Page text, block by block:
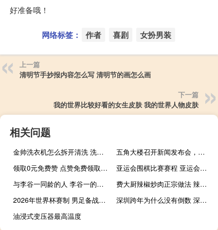
好准备哦！
网络标签： 作者 喜剧 女扮男装
上一篇
清明节手抄报内容怎么写 清明节的画怎么画
下一篇
我的世界比较好看的女生皮肤 我的世界人物皮肤
相关问题
金帅洗衣机怎么拆开清洗 洗衣机怎么拆开清洗图
五角大楼召开新闻发布会，军方高层赴德参与乌克兰援助讨论｜PBS新闻
领取0元免费赞 点赞免费领取(点赞免费领礼品)
亚运会围棋比赛赛程 亚运会比赛时间安排
与李谷一同龄的人 李谷一的故乡是北京
费大厨辣椒炒肉正宗做法 辣椒炒肉的家常做法
2026年世界杯赛制 男足备战2026世界杯
深圳跨年为什么没有倒数 深圳跨年倒计时地点
油浸式变压器最高温度